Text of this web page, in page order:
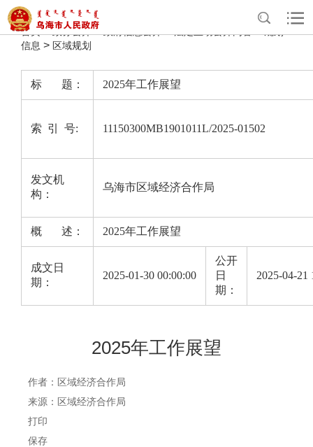
首页>政务公开>
信息 > 区域规划
标 题： 2025年工作展望
索 引 号: 11150300MB1901011L/2025-01502
发文机
构：
乌海市区域经济合作局
概 述： 2025年工作展望
成文日
期：
2025-01-30 00:00:00
公开
日
期：
2025-04-21
2025年工作展望
作者：区域经济合作局
来源：区域经济合作局
打印
保存